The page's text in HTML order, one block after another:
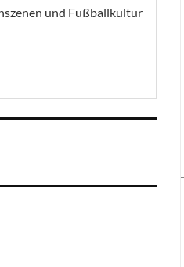
und Fußballkultur